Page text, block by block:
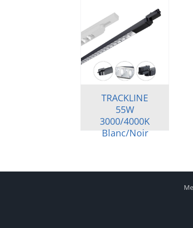
TRACKLINE
55W
3000/4000K
Blanc/Noir